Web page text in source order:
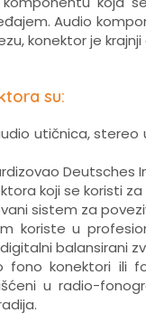
Audio
konektor je
su:
utičnica,
Deutsches
koji se koristi
sistem za
koriste u
balansirani
fono konektori ili
u radio-